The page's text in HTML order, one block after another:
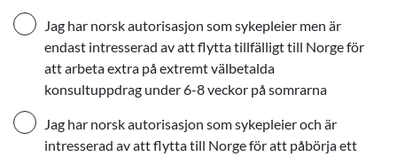
Jag har norsk autorisasjon som sykepleier men är
endast intresserad av att flytta tillfälligt till Norge för
att arbeta extra på extremt välbetalda
konsultuppdrag under 6-8 veckor på somrarna
Jag har norsk autorisasjon som sykepleier och är
intresserad av att flytta till Norge för att påbörja ett